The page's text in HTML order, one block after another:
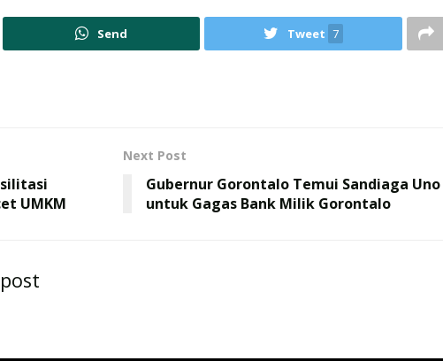
Send Tweet 7
UMKM
Next Post
Gubernur Gorontalo Temui Sandiaga Uno
untuk Gagas Bank Milik Gorontalo